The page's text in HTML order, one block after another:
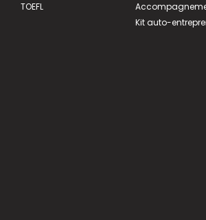
TOEFL
Kit auto-